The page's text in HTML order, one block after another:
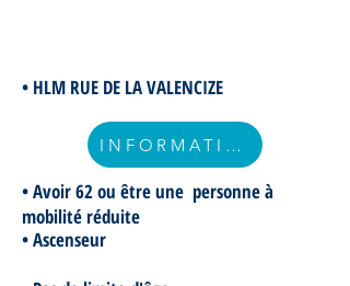
• HLM RUE DE LA VALENCIZE
INFORMATIONS
• Avoir 62 ou être une personne à
mobilité réduite
• Ascenseur